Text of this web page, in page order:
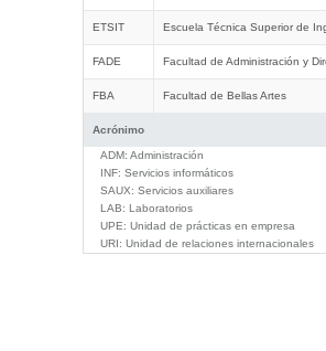
Acrónimo
ETSIT Escuela Técnica Superior de
FADE Facultad de Administración y
FBA Facultad de Bellas Artes
ADM: Administración
INF: Servicios informáticos
SAUX: Servicios auxiliares
LAB: Laboratorios
UPE: Unidad de prácticas en empresa
URI: Unidad de relaciones internacionales